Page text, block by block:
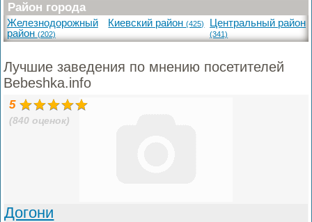
Район города
Железнодорожный
район (202)
Киевский район(425) Центральный район
(341)
Лучшие заведения по мнению посетителей
Bebeshka.info
5
(840 оценок)
Догони